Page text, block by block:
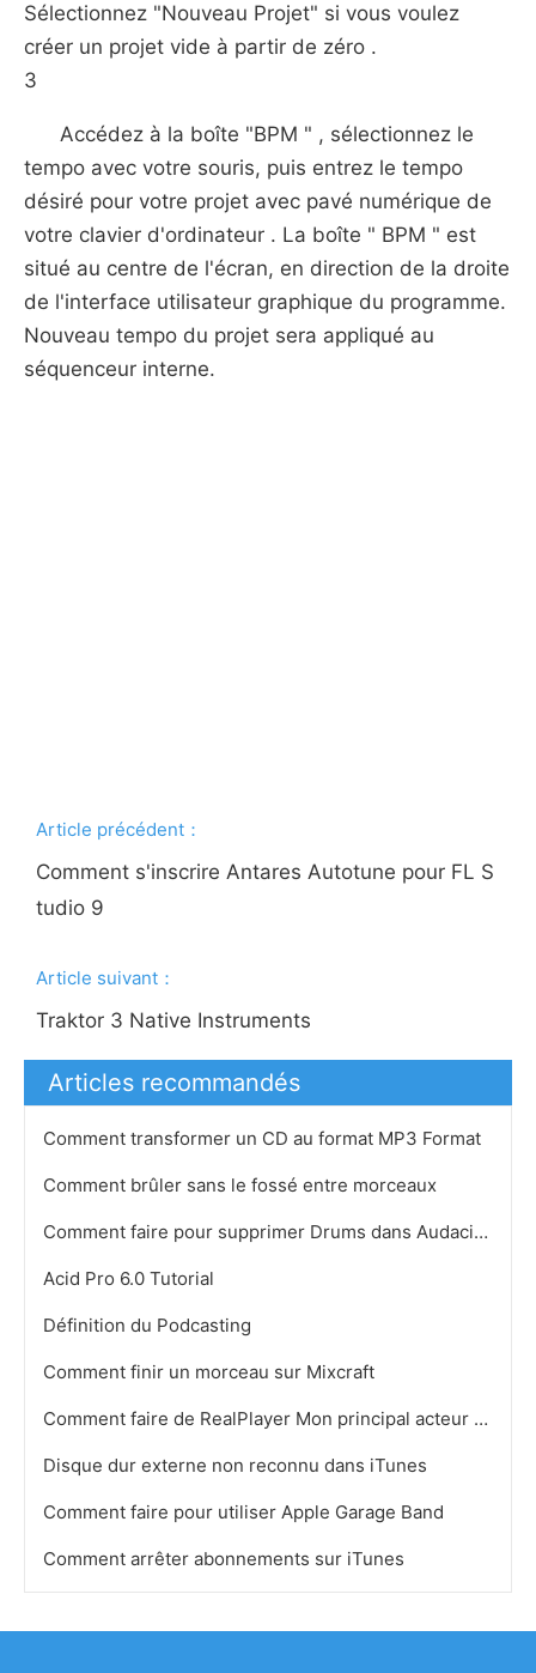
Sélectionnez "Nouveau Projet" si vous voulez
créer un projet vide à partir de zéro .
3
Accédez à la boîte "BPM " , sélectionnez le
tempo avec votre souris, puis entrez le tempo
désiré pour votre projet avec pavé numérique de
votre clavier d'ordinateur . La boîte " BPM " est
situé au centre de l'écran, en direction de la droite
de l'interface utilisateur graphique du programme.
Nouveau tempo du projet sera appliqué au
séquenceur interne.
Article précédent：
Comment s'inscrire Antares Autotune pour FL S
tudio 9
Article suivant：
Traktor 3 Native Instruments
Articles recommandés
Comment transformer un CD au format MP3 Format
Comment brûler sans le fossé entre morceaux
Comment faire pour supprimer Drums dans Audacity
Acid Pro 6.0 Tutorial
Définition du Podcasting
Comment finir un morceau sur Mixcraft
Comment faire de RealPlayer Mon principal acteur sur Windows XP
Disque dur externe non reconnu dans iTunes
Comment faire pour utiliser Apple Garage Band
Comment arrêter abonnements sur iTunes